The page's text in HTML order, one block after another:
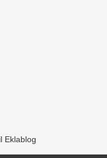
Eklablog